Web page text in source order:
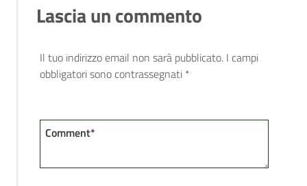
Lascia un commento
Il tuo indirizzo email non sarà pubblicato. I campi
obbligatori sono contrassegnati *
Comment*